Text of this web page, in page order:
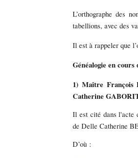
L’orthographe des
tabellions, avec des
Il est à rappeler que
Généalogie en
1) Maître François
Catherine
Il est cité dans l'acte
de Delle Catherine
D’où :